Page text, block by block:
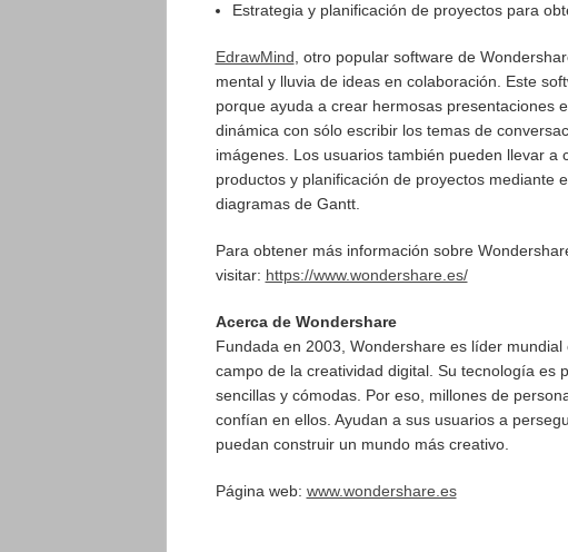
Estrategia y planificación de proyectos para
EdrawMind , otro popular software de
mental y lluvia de ideas en colaboración. Este
porque ayuda a crear hermosas presentaciones
dinámica con sólo escribir los temas de
imágenes. Los usuarios también pueden llevar
productos y planificación de proyectos mediante
diagramas de Gantt.
Para obtener más información sobre
visitar: https://www.wondershare.es/
Acerca de Wondershare
Fundada en 2003, Wondershare es líder
campo de la creatividad digital. Su tecnología es
sencillas y cómodas. Por eso, millones de
confían en ellos. Ayudan a sus usuarios a
puedan construir un mundo más creativo.
Página web: www.wondershare.es